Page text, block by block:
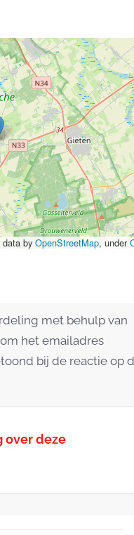
data by OpenStreetMap, under
met behulp van
het emailadres
bij de reactie op
over deze